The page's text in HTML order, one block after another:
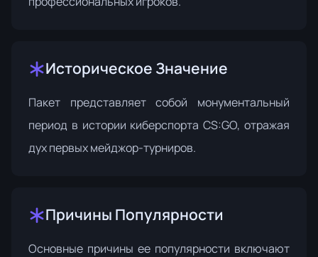
Историческое Значение
Пакет представляет собой монументальный
период в истории киберспорта CS:GO, отражая
дух первых мейджор-турниров.
Причины Популярности
Основные причины ее популярности включают